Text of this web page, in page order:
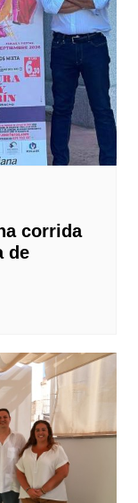
corrida
de